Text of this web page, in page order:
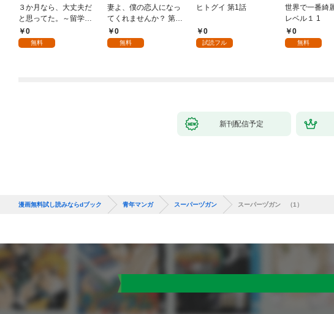
３か月なら、大丈夫だ
と思ってた。～留学し
た僕の留守中に、一途
な彼女が汚されるまで
0
無料
妻よ、僕の恋人になっ
てくれませんか？ 第1
話0
無料
ヒトグイ 第1話
0
試読フル
世界で一番綺
レベル１ 1
0
無料
新刊配信予定
漫画無料試し読みならdブック 青年マンガ スーパーヅガン スーパーヅガン （1）